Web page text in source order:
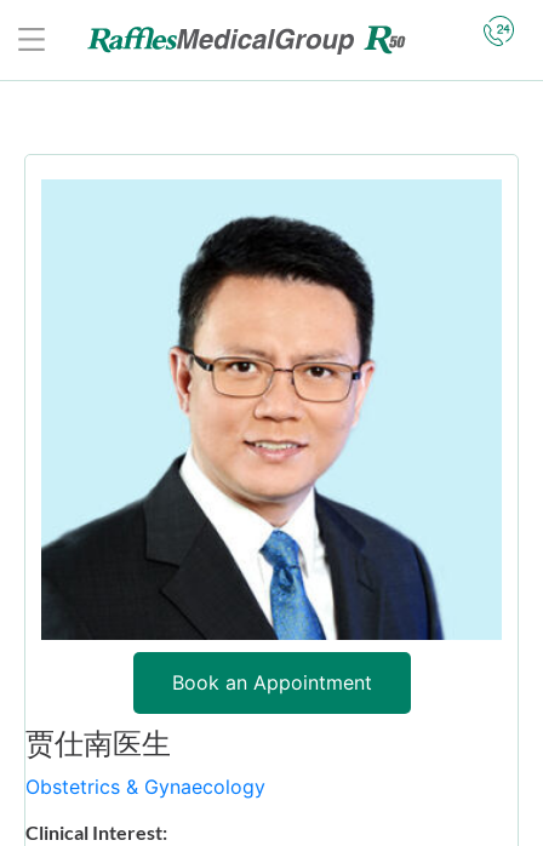
Book an Appointment
贾仕南医生
Obstetrics & Gynaecology
Clinical Interest: